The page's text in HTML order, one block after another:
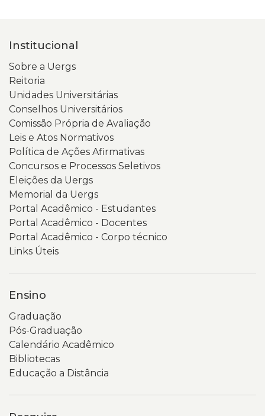
Institucional
Sobre a Uergs
Reitoria
Unidades Universitárias
Conselhos Universitários
Comissão Própria de Avaliação
Leis e Atos Normativos
Política de Ações Afirmativas
Concursos e Processos Seletivos
Eleições da Uergs
Memorial da Uergs
Portal Acadêmico - Estudantes
Portal Acadêmico - Docentes
Portal Acadêmico - Corpo técnico
Links Úteis
Ensino
Graduação
Pós-Graduação
Calendário Acadêmico
Bibliotecas
Educação a Distância